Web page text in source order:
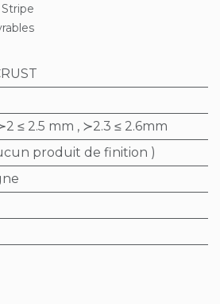
≤ 2.5 mm , ≻2.3 ≤ 2.6mm
produit de finition )